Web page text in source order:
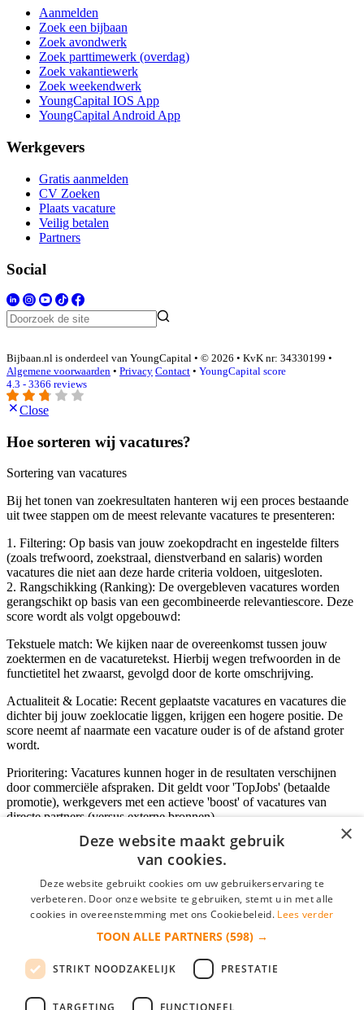
Aanmelden
Zoek een bijbaan
Zoek avondwerk
Zoek parttimewerk (overdag)
Zoek vakantiewerk
Zoek weekendwerk
YoungCapital IOS App
YoungCapital Android App
Werkgevers
Gratis aanmelden
CV Zoeken
Plaats vacature
Veilig betalen
Partners
Social
Bijbaan.nl is onderdeel van YoungCapital • © 2026 • KvK nr: 34330199 •
Algemene voorwaarden • Privacy Contact • YoungCapital score
4.3 - 3366 reviews
Close
Hoe sorteren wij vacatures?
Sortering van vacatures
Bij het tonen van zoekresultaten hanteren wij een proces bestaande
uit twee stappen om de meest relevante vacatures te presenteren:
1. Filtering: Op basis van jouw zoekopdracht en ingestelde filters
(zoals trefwoord, zoekstraal, dienstverband en salaris) worden
vacatures die niet aan deze harde criteria voldoen, uitgesloten.
2. Rangschikking (Ranking): De overgebleven vacatures worden
gerangschikt op basis van een gecombineerde relevantiescore. Deze
score wordt als volgt opgebouwd:
Tekstuele match: We kijken naar de overeenkomst tussen jouw
zoektermen en de vacaturetekst. Hierbij wegen trefwoorden in de
functietitel het zwaarst, gevolgd door de korte omschrijving.
Actualiteit & Locatie: Recent geplaatste vacatures en vacatures die
dichter bij jouw zoeklocatie liggen, krijgen een hogere positie. De
score neemt af naarmate een vacature ouder is of de afstand groter
wordt.
Prioritering: Vacatures kunnen hoger in de resultaten verschijnen
door commerciële afspraken. Dit geldt voor 'TopJobs' (betaalde
promotie), werkgevers met een actieve 'boost' of vacatures van
directe partners (versus externe bronnen).
Inloggen als bedrijf
*
login gegevens onthouden
login
×
Deze website maakt gebruik
van cookies.
Deze website gebruikt cookies om uw gebruikerservaring te
verbeteren. Door onze website te gebruiken, stemt u in met alle
cookies in overeenstemming met ons Cookiebeleid. Lees verder
TOON ALLE PARTNERS (598) →
STRIKT NOODZAKELIJK PRESTATIE
TARGETING FUNCTIONEEL